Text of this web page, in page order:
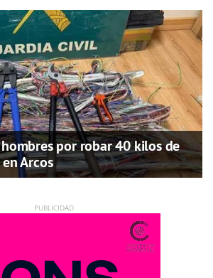
por robar 40 kilos de
Arcos